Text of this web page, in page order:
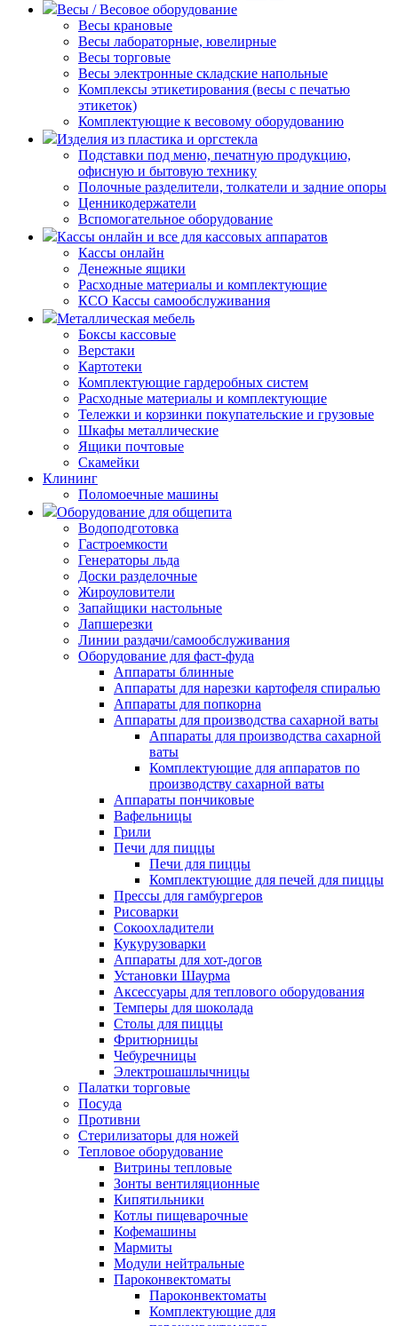
Весы / Весовое оборудование
Весы крановые
Весы лабораторные, ювелирные
Весы торговые
Весы электронные складские напольные
Комплексы этикетирования (весы с печатью
этикеток)
Комплектующие к весовому оборудованию
Изделия из пластика и оргстекла
Подставки под меню, печатную продукцию,
офисную и бытовую технику
Полочные разделители, толкатели и задние опоры
Ценникодержатели
Вспомогательное оборудование
Кассы онлайн и все для кассовых аппаратов
Кассы онлайн
Денежные ящики
Расходные материалы и комплектующие
КСО Кассы самообслуживания
Металлическая мебель
Боксы кассовые
Верстаки
Картотеки
Комплектующие гардеробных систем
Расходные материалы и комплектующие
Тележки и корзинки покупательские и грузовые
Шкафы металлические
Ящики почтовые
Скамейки
Клининг
Поломоечные машины
Оборудование для общепита
Водоподготовка
Гастроемкости
Генераторы льда
Доски разделочные
Жироуловители
Запайщики настольные
Лапшерезки
Линии раздачи/самообслуживания
Оборудование для фаст-фуда
Аппараты блинные
Аппараты для нарезки картофеля спиралью
Аппараты для попкорна
Аппараты для производства сахарной ваты
Аппараты для производства сахарной
ваты
Комплектующие для аппаратов по
производству сахарной ваты
Аппараты пончиковые
Вафельницы
Грили
Печи для пиццы
Печи для пиццы
Комплектующие для печей для пиццы
Прессы для гамбургеров
Рисоварки
Сокоохладители
Кукурузоварки
Аппараты для хот-догов
Установки Шаурма
Аксессуары для теплового оборудования
Темперы для шоколада
Столы для пиццы
Фритюрницы
Чебуречницы
Электрошашлычницы
Палатки торговые
Посуда
Противни
Стерилизаторы для ножей
Тепловое оборудование
Витрины тепловые
Зонты вентиляционные
Кипятильники
Котлы пищеварочные
Кофемашины
Мармиты
Модули нейтральные
Пароконвектоматы
Пароконвектоматы
Комплектующие для